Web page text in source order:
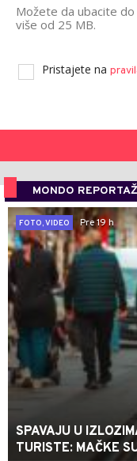
Možete da ubacite
više od 25 MB.
Pristajete na
MONDO
FOTO, VIDEO
Pre 19 h
SPAVAJU U
TURISTE: MAČKE